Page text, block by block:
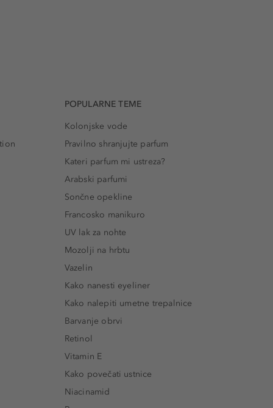
POPULARNE TEME
Kolonjske vode
Pravilno shranjujte parfum
Kateri parfum mi ustreza?
Arabski parfumi
Sončne opekline
Francosko manikuro
UV lak za nohte
Mozolji na hrbtu
Vazelin
Kako nanesti eyeliner
Kako nalepiti umetne trepalnice
Barvanje obrvi
Retinol
Vitamin E
Kako povečati ustnice
Niacinamid